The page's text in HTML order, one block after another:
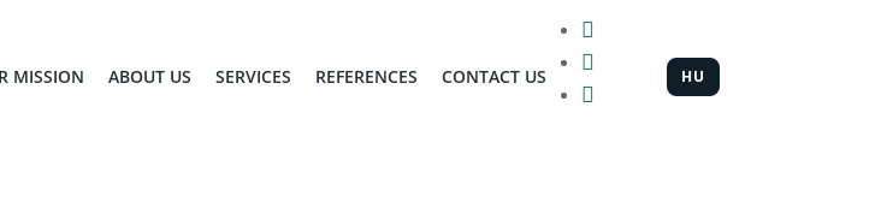
MISSION ABOUT US SERVICES REFERENCES CONTACT US



HU